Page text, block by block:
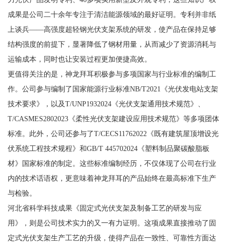
成果是公司二十余年专注于清洁能源领域的最好证明。专利并非纸
上谈兵——高强度超轻钢光伏支架系统的研发，使产品在保持足够
结构强度的前提下，显著降低了钢材用量，从而减少了资源消耗与
运输成本，同时也让安装过程更加便捷高效。
更值得关注的是，神龙拜耳积极参与多项国家与行业标准的编制工
作。公司参与编制了国家能源行业标准NB/T2021《光伏发电站支架
技术要求》，以及T/UNP1932024《光伏支架通用技术规范》、
T/CASMES2802023《柔性光伏支架建设应用技术规范》等多项团体
标准。此外，公司还参与了T/CECS11762022《既有建筑屋顶增设光
伏系统工程技术规程》和GB/T 445702024《塑料制品聚碳酸脂板
材》国家标准的制定。这些标准编制经历，不仅体现了公司在行业
内的技术话语权，更意味着神龙拜耳的产品始终在最高标准下生产
与检验。
河北省科学科技成果《固定式光伏支架及制备工艺的研发与应
用》，则是公司技术实力的又一有力证明。这项成果直接推动了固
定式光伏支架生产工艺的升级，使得产品在一致性、可靠性方面达